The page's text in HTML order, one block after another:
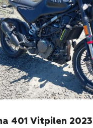
401 Vitpilen 2023